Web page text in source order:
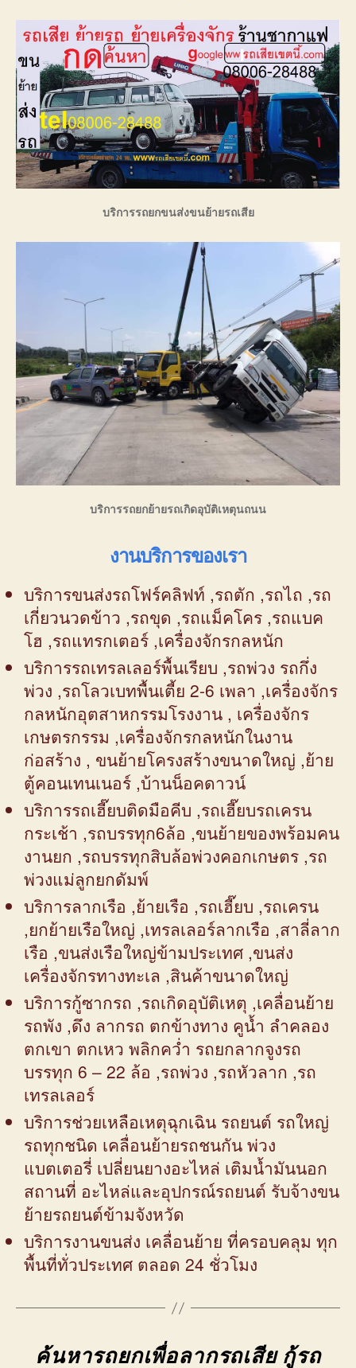
บริการรถยกขนส่งขนย้ายรถเสีย
บริการรถยกย้ายรถเกิดอุบัติเหตุนถนน
งานบริการของเรา
บริการขนส่งรถโฟร์คลิฟท์ ,รถตัก ,รถไถ ,รถ
เกี่ยวนวดข้าว ,รถขุด ,รถแม็คโคร ,รถแบค
โฮ ,รถแทรกเตอร์ ,เครื่องจักรกลหนัก
บริการรถเทรลเลอร์พื้นเรียบ ,รถพ่วง รถกึ่ง
พ่วง ,รถโลวเบทพื้นเตี้ย 2-6 เพลา ,เครื่องจักร
กลหนักอุตสาหกรรมโรงงาน , เครื่องจักร
เกษตรกรรม ,เครื่องจักรกลหนักในงาน
ก่อสร้าง , ขนย้ายโครงสร้างขนาดใหญ่ ,ย้าย
ตู้คอนเทนเนอร์ ,บ้านน็อคดาวน์
บริการรถเฮี๊ยบติดมือคีบ ,รถเฮี๊ยบรถเครน
กระเช้า ,รถบรรทุก6ล้อ ,ขนย้ายของพร้อมคน
งานยก ,รถบรรทุกสิบล้อพ่วงคอกเกษตร ,รถ
พ่วงแม่ลูกยกดัมพ์
บริการลากเรือ ,ย้ายเรือ ,รถเฮี๊ยบ ,รถเครน
,ยกย้ายเรือใหญ่ ,เทรลเลอร์ลากเรือ ,สาลี่ลาก
เรือ ,ขนส่งเรือใหญ่ข้ามประเทศ ,ขนส่ง
เครื่องจักรทางทะเล ,สินค้าขนาดใหญ่
บริการกู้ซากรถ ,รถเกิดอุบัติเหตุ ,เคลื่อนย้าย
รถพัง ,ดึง ลากรถ ตกข้างทาง คูน้ำ ลำคลอง
ตกเขา ตกเหว พลิกคว่ำ รถยกลากจูงรถ
บรรทุก 6 – 22 ล้อ ,รถพ่วง ,รถหัวลาก ,รถ
เทรลเลอร์
บริการช่วยเหลือเหตุฉุกเฉิน รถยนต์ รถใหญ่
รถทุกชนิด เคลื่อนย้ายรถชนกัน พ่วง
แบตเตอรี่ เปลี่ยนยางอะไหล่ เติมน้ำมันนอก
สถานที่ อะไหล่และอุปกรณ์รถยนต์ รับจ้างขน
ย้ายรถยนต์ข้ามจังหวัด
บริการงานขนส่ง เคลื่อนย้าย ที่ครอบคลุม ทุก
พื้นที่ทั่วประเทศ ตลอด 24 ชั่วโมง
ค้นหารถยกเพื่อลากรถเสีย กู้รถ